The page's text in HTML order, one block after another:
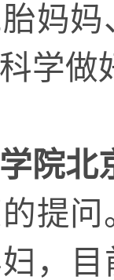
妈
学做
院北
提
，